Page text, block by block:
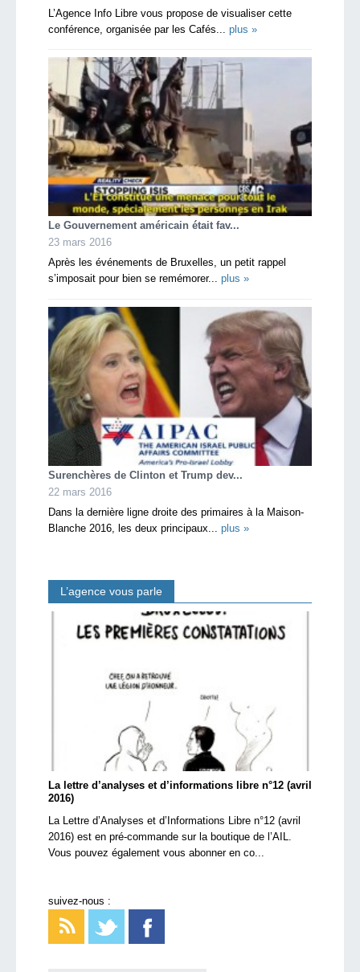
L’Agence Info Libre vous propose de visualiser cette
conférence, organisée par les Cafés... plus »
Le Gouvernement américain était fav...
23 mars 2016
Après les événements de Bruxelles, un petit rappel
s’imposait pour bien se remémorer... plus »
Surenchères de Clinton et Trump dev...
22 mars 2016
Dans la dernière ligne droite des primaires à la Maison-
Blanche 2016, les deux principaux... plus »
L’agence vous parle
La lettre d’analyses et d’informations libre n°12 (avril
2016)
La Lettre d’Analyses et d’Informations Libre n°12 (avril
2016) est en pré-commande sur la boutique de l’AIL.
Vous pouvez également vous abonner en co...
suivez-nous :